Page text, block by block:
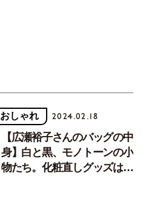
おしゃれ 2024.02.18
【広瀬裕子さんのバッグの中
身】白と黒、モノトーンの小
物たち。化粧直しグッズは潤